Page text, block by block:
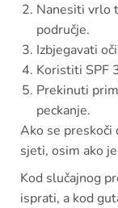
Nanesiti vrlo
područje.
Izbjegavati
Koristiti SPF
Prekinuti
peckanje.
Ako se preskoči
sjeti, osim ako
Kod slučajnog
isprati, a kod